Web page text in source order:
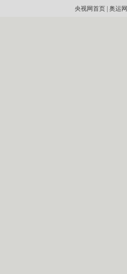
央视网首页| 奥运网